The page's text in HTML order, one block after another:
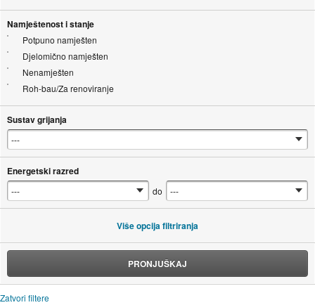
Namještenost i stanje
Potpuno namješten
Djelomično namješten
Nenamješten
Roh-bau/Za renoviranje
Sustav grijanja
Energetski razred
do
Više opcija filtriranja
PRONJUŠKAJ
Zatvori filtere